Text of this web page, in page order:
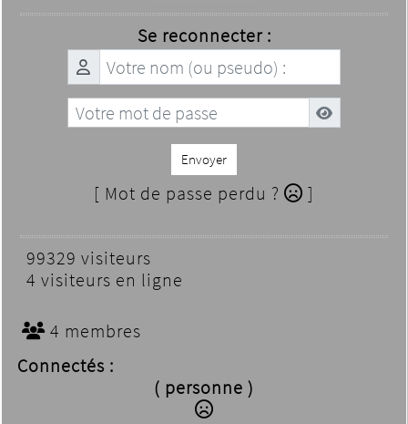
Se reconnecter :
Envoyer
[ Mot de passe perdu ? ]
99329 visiteurs
4 visiteurs en ligne
4 membres
Connectés :
( personne )